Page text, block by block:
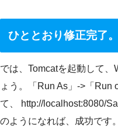
ひととおり修正完了
では、Tomcatを起動して
ょう。「Run As」->「Run
て、 http://localhost:8080/
のようになれば、成功です